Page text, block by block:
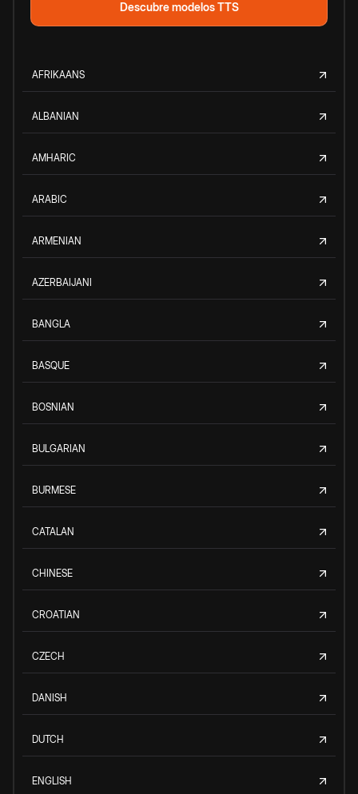
Descubre modelos TTS
AFRIKAANS
ALBANIAN
AMHARIC
ARABIC
ARMENIAN
AZERBAIJANI
BANGLA
BASQUE
BOSNIAN
BULGARIAN
BURMESE
CATALAN
CHINESE
CROATIAN
CZECH
DANISH
DUTCH
ENGLISH